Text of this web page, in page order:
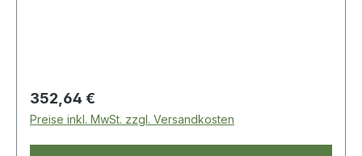
Regulärer Preis:
352,64 €
Preise inkl. MwSt. zzgl. Versandkosten